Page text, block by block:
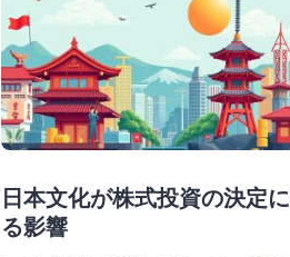
日本文化が株式投資の決定
る影響